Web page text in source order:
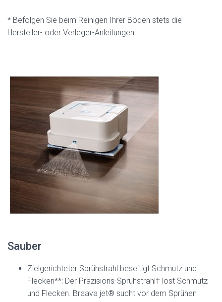
* Befolgen Sie beim Reinigen Ihrer Böden stets die
Hersteller- oder Verleger-Anleitungen.
Sauber
Zielgerichteter Sprühstrahl beseitigt Schmutz und
Flecken**: Der Präzisions-Sprühstrahl† löst Schmutz
und Flecken. Braava jet® sucht vor dem Sprühen